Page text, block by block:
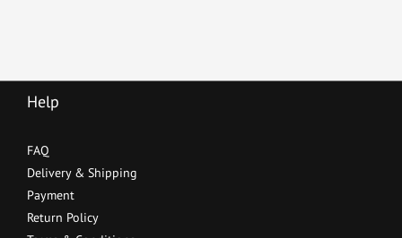
Help
FAQ
Delivery & Shipping
Payment
Return Policy